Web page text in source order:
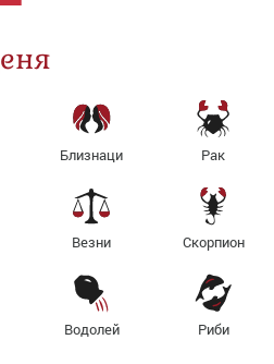
Близнаци Рак
Везни Скорпион
Водолей Риби